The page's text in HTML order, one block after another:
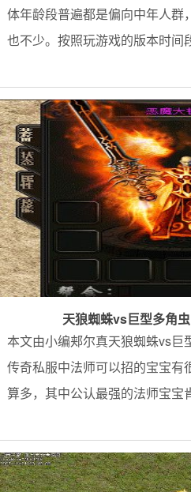
体年龄段普遍都是偏向中年人群
也不少。按照玩游戏的版本时间
天狼蜘蛛vs巨型多角
本文由小编郏尔真天狼蜘蛛vs巨
传奇私服中法师可以招的宝宝有
算多，其中公认最强的法师宝宝